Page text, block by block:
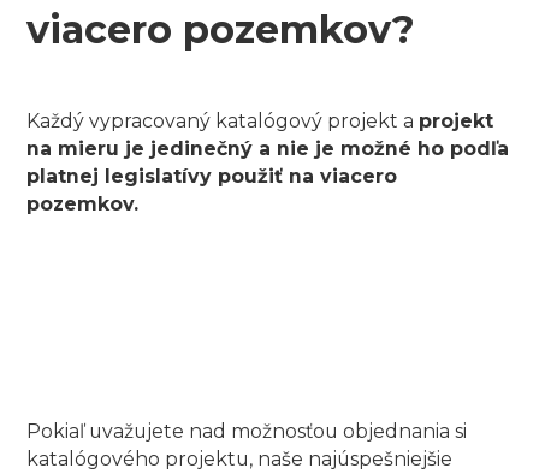
viacero pozemkov?
Každý vypracovaný katalógový projekt a projekt
na mieru je jedinečný a nie je možné ho podľa
platnej legislatívy použiť na viacero
pozemkov.
Pokiaľ uvažujete nad možnosťou objednania si
katalógového projektu, naše najúspešniejšie